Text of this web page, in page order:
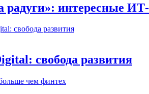
радуги»: интересные ИТ-
свобода развития